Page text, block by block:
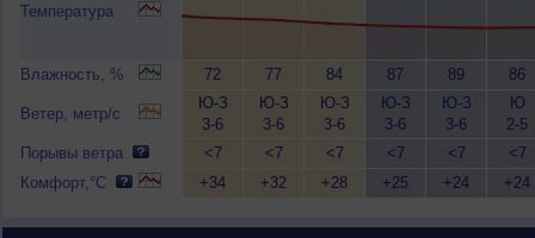
Температура
Влажность, %
Ветер, метр/с
Порывы ветра
Комфорт,°C
72
Ю-З
3-6
<7
+34
77
Ю-З
3-6
<7
+32
84
Ю-З
3-6
<7
+28
87
Ю-З
3-6
<7
+25
89
Ю-З
3-6
<7
+24
86
Ю
2-5
<7
+24